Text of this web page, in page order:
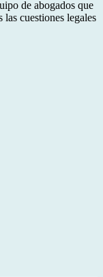
de abogados que
las cuestiones legales